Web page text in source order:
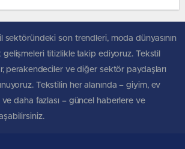
sektöründeki son trendleri, moda dünyasının
gelişmeleri titizlikle takip ediyoruz. Tekstil
perakendeciler ve diğer sektör paydaşları
Tekstilin her alanında – giyim, ev
daha fazlası – güncel haberlere ve